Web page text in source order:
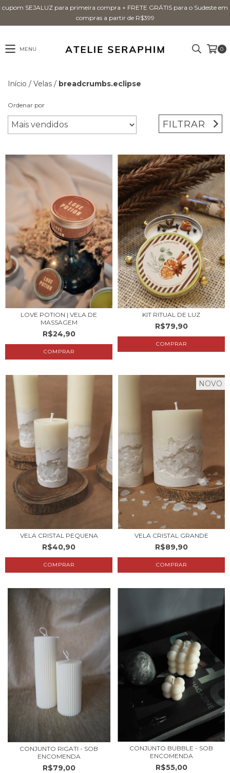
cupom SEJALUZ para primeira compra + FRETE GRÁTIS para o Sudeste em
compras a partir de R$399
MENU 0
Início / Velas / breadcrumbs.eclipse
Ordenar por
FILTRAR
LOVE POTION | VELA DE
MASSAGEM
R$24,90
COMPRAR
KIT RITUAL DE LUZ
R$79,90
VELA CRISTAL PEQUENA
R$40,90
NOVO
VELA CRISTAL GRANDE
R$89,90
CONJUNTO RIGATI - SOB
ENCOMENDA
R$79,00
CONJUNTO BUBBLE - SOB
ENCOMENDA
R$55,00